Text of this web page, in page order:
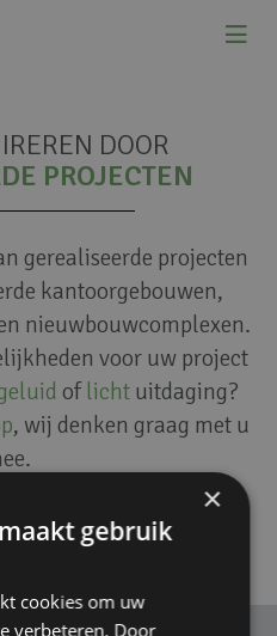
DOOR
PROJECTEN
gerealiseerde projecten
kantoorgebouwen,
nieuwbouwcomplexen.
voor uw project
oflicht uitdaging?
, wij denken graag met u
×
gebruik
cookies om uw
verbeteren. Door